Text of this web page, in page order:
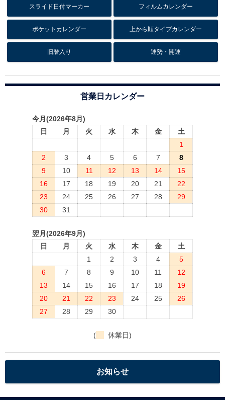
スライド日付マーカー フィルムカレンダー
ポケットカレンダー 上から順タイプカレンダー
旧暦入り 運勢・開運
営業日カレンダー
今月(2026年8月)
日
月 火 水 木 金
土
1
2
3 4 5 6 7
8
9
10 11 12 13 14
15
16
17 18 19 20 21
22
23
24 25 26 27 28
29
30
31
翌月(2026年9月)
日
月 火 水 木 金
土
1
2 3 4
5
6
7 8 9 10 11
12
13
14 15 16 17 18
19
20
21 22 23 24 25
26
27
28 29 30
( 休業日)
お知らせ